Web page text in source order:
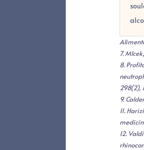
7.
8.
298(2),
9.
11.
12.